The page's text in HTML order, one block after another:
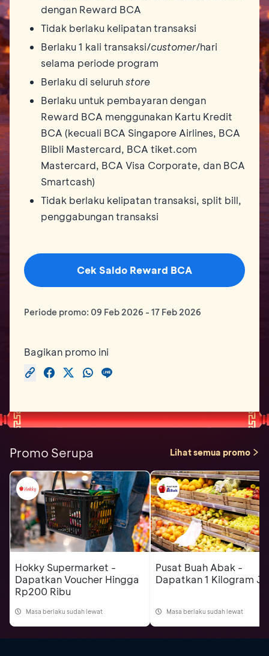
dengan Reward BCA
Tidak berlaku kelipatan transaksi
Berlaku 1 kali transaksi/customer/hari
selama periode program
Berlaku di seluruhstore
Berlaku untuk pembayaran dengan
Reward BCA menggunakan Kartu Kredit
BCA (kecuali BCA Singapore Airlines, BCA
Blibli Mastercard, BCA tiket.com
Mastercard, BCA Visa Corporate, dan BCA
Smartcash)
Tidak berlaku kelipatan transaksi, split bill,
penggabungan transaksi
Cek Saldo Reward BCA
Periode promo: 09 Feb 2026 - 17 Feb 2026
Bagikan promo ini
Promo Serupa Lihat semua promo
Hokky Supermarket -
Dapatkan Voucher Hingga
Rp200 Ribu
Masa berlaku sudah lewat
Pusat Buah Abak -
Dapatkan 1 Kilogram
Masa berlaku sudah lewat